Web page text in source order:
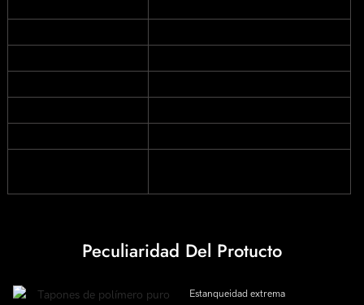
Peculiaridad Del Protucto
Estanqueidad extrema